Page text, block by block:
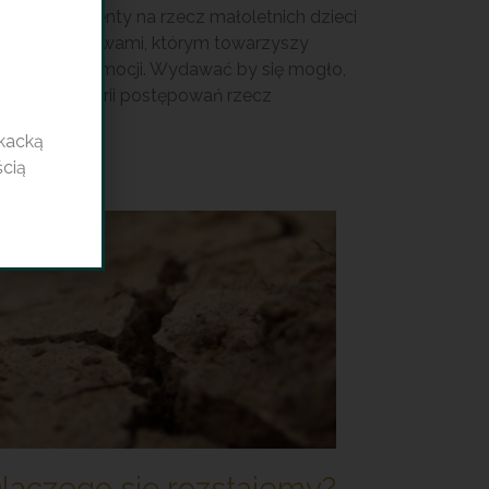
o alimenty na rzecz małoletnich dzieci
zwykle sprawami, którym towarzyszy
wiele emocji. Wydawać by się mogło,
w tej kategorii postępowań rzecz